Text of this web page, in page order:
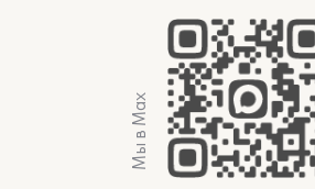
Мы в Max